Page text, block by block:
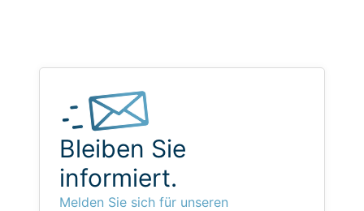
Bleiben Sie
informiert.
Melden Sie sich für unseren